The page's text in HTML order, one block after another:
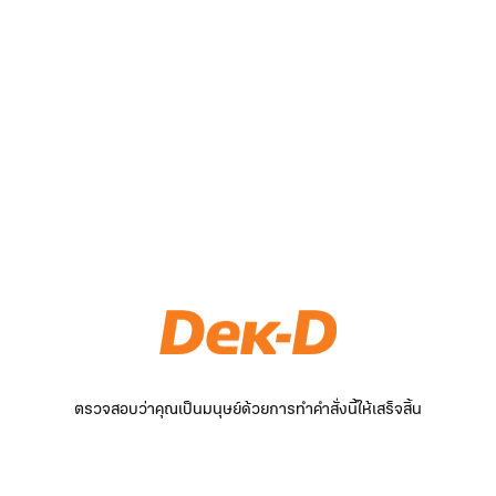
ตรวจสอบว่าคุณเป็นมนุษย์ด้วยการทำคำสั่งนี้ให้เสร็จสิ้น